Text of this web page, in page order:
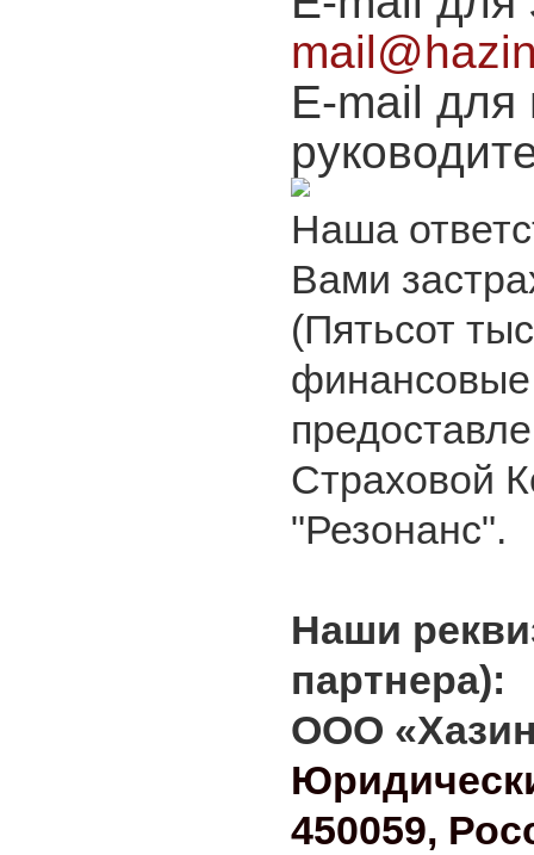
E-mail
Наша
Вами
(Пятьсот
финансовые
Страховой
"Резонанс".
Наши
партнера):
ООО
450059,